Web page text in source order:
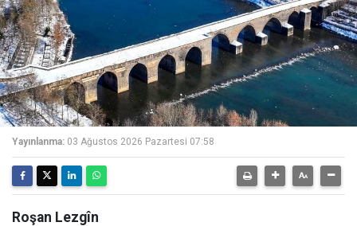
Yayınlanma: 03 Ağustos 2026 Pazartesi 07:58
Roşan Lezgîn